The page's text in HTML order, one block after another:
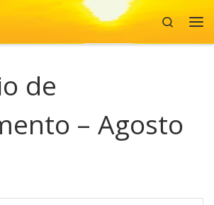
Search
de
– Agosto